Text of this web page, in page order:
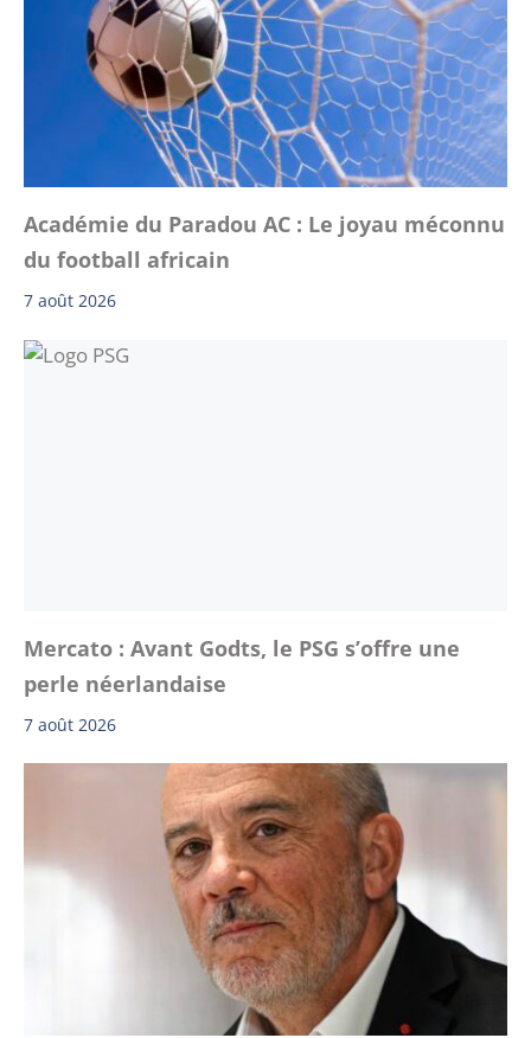
Académie du Paradou AC : Le joyau méconnu
du football africain
7 août 2026
Mercato : Avant Godts, le PSG s’offre une
perle néerlandaise
7 août 2026